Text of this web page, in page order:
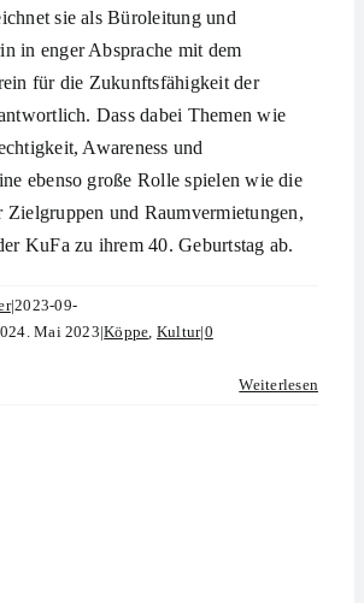
sie als Büroleitung und
in enger Absprache mit dem
für die Zukunftsfähigkeit der
Dass dabei Themen wie
Awareness und
ebenso große Rolle spielen wie die
Zielgruppen und Raumvermietungen,
KuFa zu ihrem 40. Geburtstag ab.
|2023-09-
24. Mai 2023|Köppe, Kultur|0
Weiterlesen